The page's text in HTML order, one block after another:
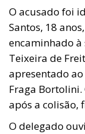
O acusado foi
Santos, 18
encaminhado
Teixeira de
apresentado
Fraga Bortolini.
após a colisão,
O delegado